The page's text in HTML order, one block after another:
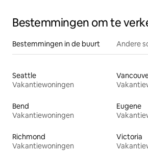
Bestemmingen om te
Bestemmingen in de buurt Andere
Seattle
Vakantiewoningen
Bend
Vakantiewoningen
Eugene
Richmond
Vakantiewoningen
Victoria